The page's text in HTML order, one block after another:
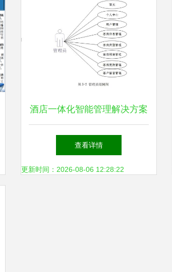
酒店一体化智能管理解决方案
客房、预订与餐饮的协同增效
查看详情
更新时间：2026-08-06 12:28:22